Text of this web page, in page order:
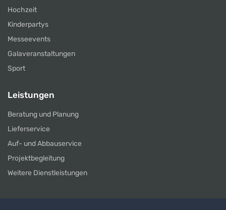
Hochzeit
Kinderpartys
Messeevents
Galaveranstaltungen
Sport
Leistungen
Beratung und Planung
Lieferservice
Auf- und Abbauservice
Projektbegleitung
Weitere Dienstleistungen